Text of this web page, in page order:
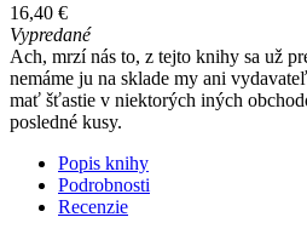
16,40 €
Vypredané
Ach, mrzí nás to, z tejto knihy sa už
nemáme ju na sklade my ani
mať šťastie v niektorých iných
posledné kusy.
Popis knihy
Podrobnosti
Recenzie